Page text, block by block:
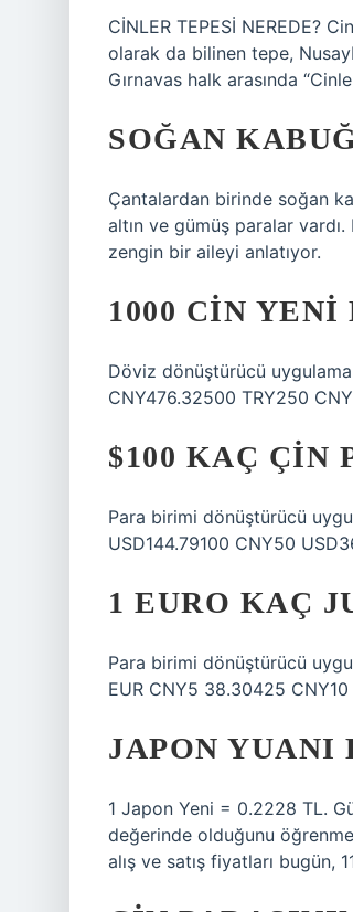
CİNLER TEPESİ NEREDE?
olarak da bilinen tepe,
Gırnavas halk arasında
SOĞAN
Çantalardan birinde soğan
altın ve gümüş paralar
zengin bir aileyi anlatıyor.
1000 CIN YENI
Döviz dönüştürücü
CNY476.32500 TRY250
$100 KAÇ ÇIN
Para birimi dönüştürücü
USD144.79100 CNY50
1 EURO KAÇ
Para birimi dönüştürücü
EUR CNY5 38.30425
JAPON YUANI
1 Japon Yeni = 0.2228 TL.
değerinde olduğunu
alış ve satış fiyatları bugün,